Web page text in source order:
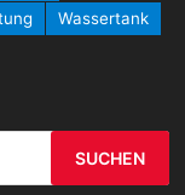
Wassertank